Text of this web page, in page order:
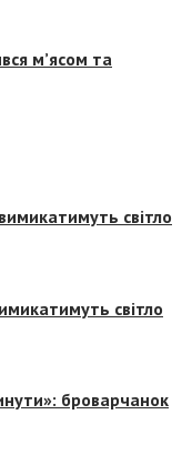
м’ясом та
світло
світло
броварчанок